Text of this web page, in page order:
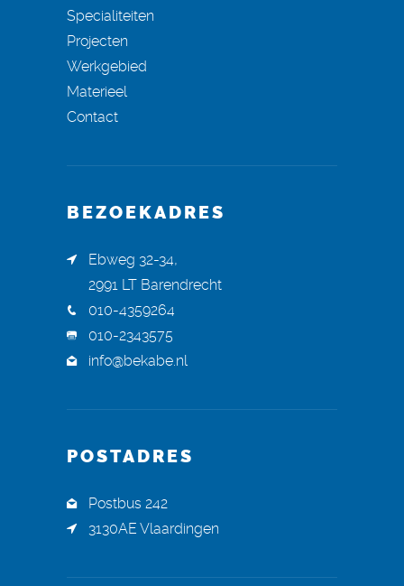
Specialiteiten
Projecten
Werkgebied
Materieel
Contact
BEZOEKADRES
Ebweg 32-34,
2991 LT Barendrecht
010-4359264
010-2343575
info@bekabe.nl
POSTADRES
Postbus 242
3130AE Vlaardingen